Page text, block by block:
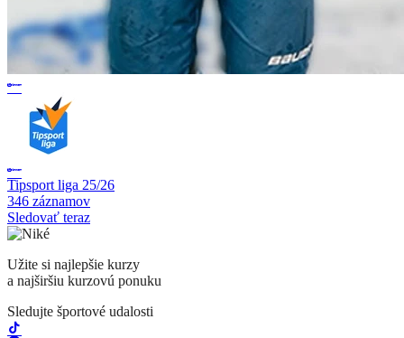
Tipsport liga 25/26
346 záznamov
Sledovať teraz
Užite si najlepšie kurzy
a najširšiu kurzovú ponuku
Sledujte športové udalosti